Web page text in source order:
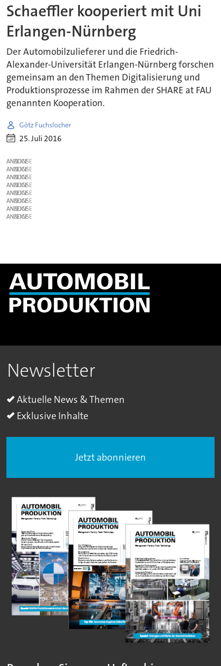
Schaeffler kooperiert mit Uni
Erlangen-Nürnberg
Der Automobilzulieferer und die Friedrich-
Alexander-Universität Erlangen-Nürnberg forschen
gemeinsam an den Themen Digitalisierung und
Produktionsprozesse im Rahmen der SHARE at FAU
genannten Kooperation.
Götz Fuchslocher
25. Juli 2016
ANZEIGE
ANZEIGE
ANZEIGE
ANZEIGE
ANZEIGE
ANZEIGE
ANZEIGE
ANZEIGE
Newsletter
Aktuelle News & Themen
Exklusive Inhalte
Jetzt abonnieren